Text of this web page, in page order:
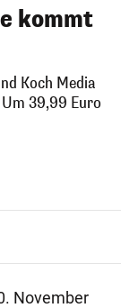
kommt
Koch Media
39,99 Euro
November